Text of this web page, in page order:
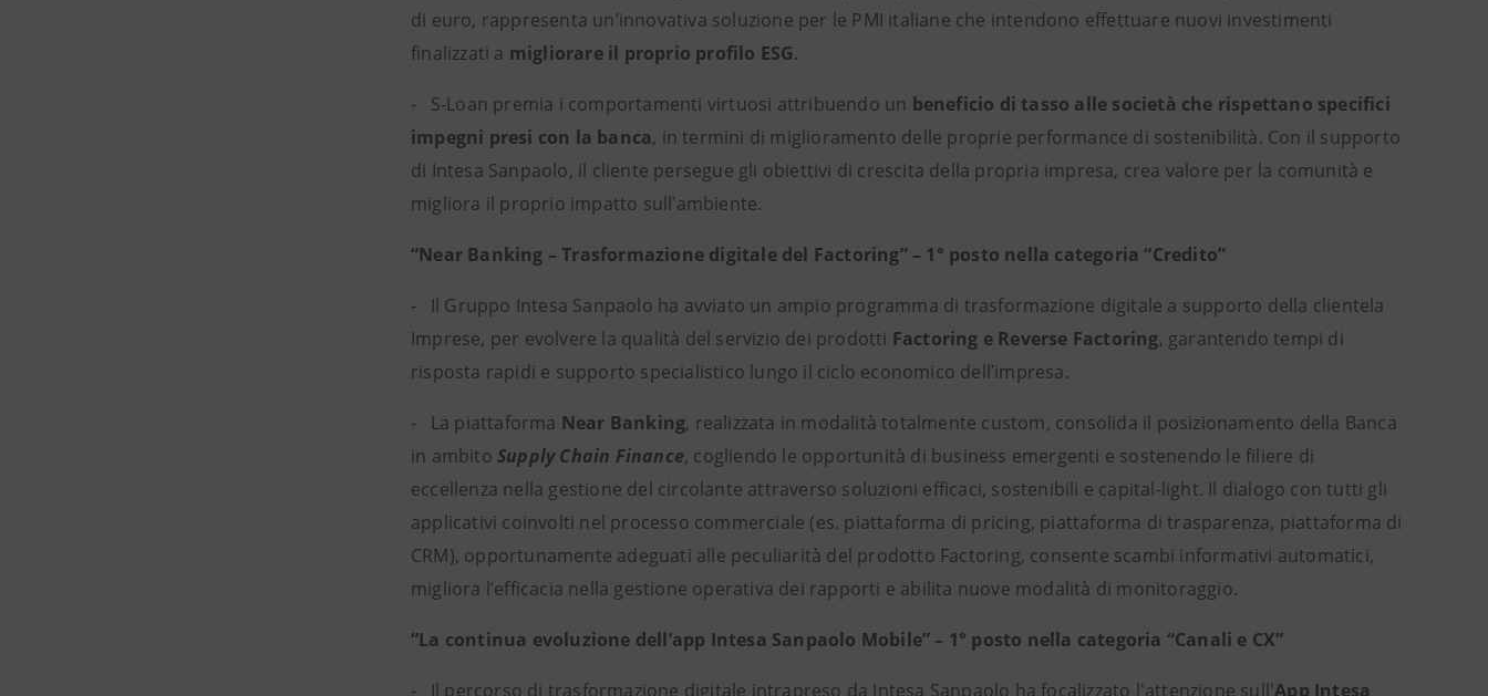
di euro, rappresenta un’innovativa soluzione per le PMI italiane che intendono effettuare nuovi investimenti
finalizzati a migliorare il proprio profilo ESG.
- S-Loan premia i comportamenti virtuosi attribuendo un beneficio di tasso alle società che rispettano specifici
impegni presi con la banca, in termini di miglioramento delle proprie performance di sostenibilità. Con il supporto
di Intesa Sanpaolo, il cliente persegue gli obiettivi di crescita della propria impresa, crea valore per la comunità e
migliora il proprio impatto sull’ambiente.
“Near Banking – Trasformazione digitale del Factoring” – 1° posto nella categoria “Credito”
- Il Gruppo Intesa Sanpaolo ha avviato un ampio programma di trasformazione digitale a supporto della clientela
Imprese, per evolvere la qualità del servizio dei prodotti Factoring e Reverse Factoring, garantendo tempi di
risposta rapidi e supporto specialistico lungo il ciclo economico dell’impresa.
- La piattaforma Near Banking, realizzata in modalità totalmente custom, consolida il posizionamento della Banca
in ambito Supply Chain Finance, cogliendo le opportunità di business emergenti e sostenendo le filiere di
eccellenza nella gestione del circolante attraverso soluzioni efficaci, sostenibili e capital-light. Il dialogo con tutti gli
applicativi coinvolti nel processo commerciale (es. piattaforma di pricing, piattaforma di trasparenza, piattaforma di
CRM), opportunamente adeguati alle peculiarità del prodotto Factoring, consente scambi informativi automatici,
migliora l’efficacia nella gestione operativa dei rapporti e abilita nuove modalità di monitoraggio.
“La continua evoluzione dell’app Intesa Sanpaolo Mobile” – 1° posto nella categoria “Canali e CX”
- Il percorso di trasformazione digitale intrapreso da Intesa Sanpaolo ha focalizzato l'attenzione sull'App Intesa